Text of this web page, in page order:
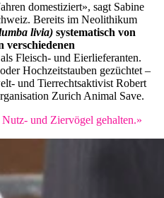
domestiziert», sagt Sabine
Bereits im Neolithikum
livia) systematisch von
verschiedenen
Fleisch- und Eierlieferanten.
Hochzeitstauben gezüchtet –
und Tierrechtsaktivist Robert
Zurich Animal Save.
und Ziervögel gehalten.»